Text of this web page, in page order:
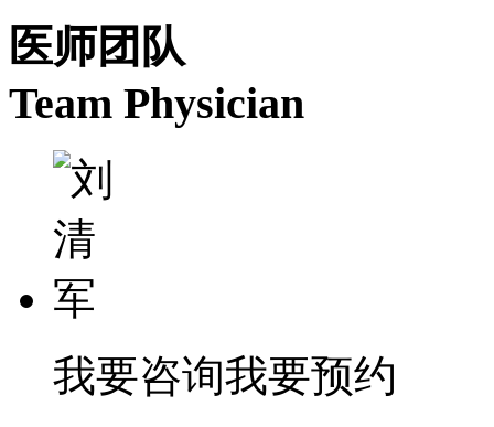
医师团队
Team Physician
我要咨询我要预约